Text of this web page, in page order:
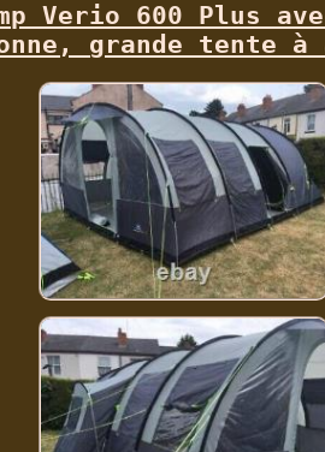
Verio 600 Plus
grande tente à